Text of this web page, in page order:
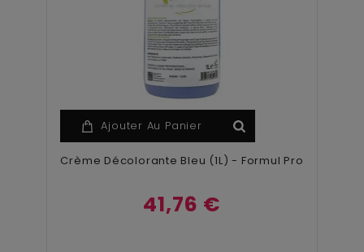
Ajouter Au Panier
Crème Décolorante Bleu (1L) - Formul Pro
41,76 €